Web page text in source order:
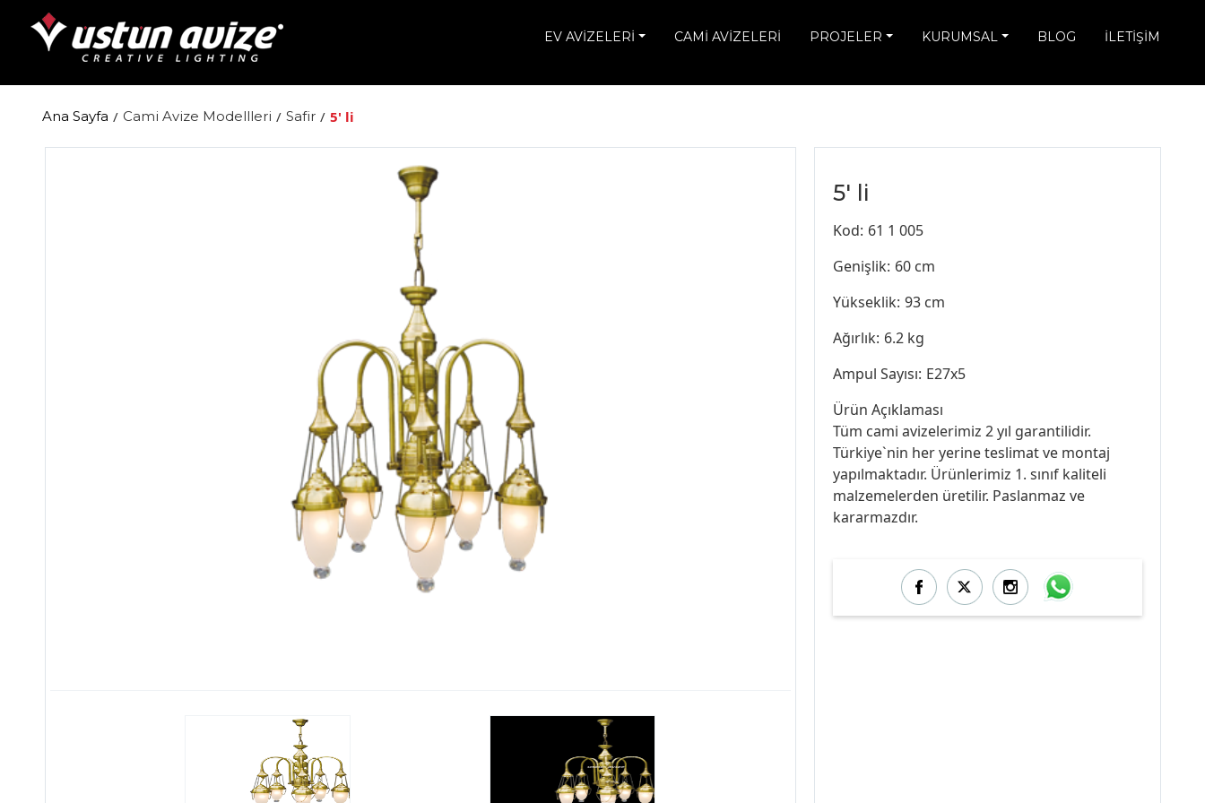
EV AVİZELERİ CAMİ AVİZELERİ PROJELER KURUMSAL BLOG İLETİŞİM
Ana Sayfa / Cami Avize Modellleri / Safir / 5' li
5' li
Kod: 61 1 005
Genişlik: 60 cm
Yükseklik: 93 cm
Ağırlık: 6.2 kg
Ampul Sayısı: E27x5
Ürün Açıklaması
Tüm cami avizelerimiz 2 yıl garantilidir.
Türkiye`nin her yerine teslimat ve montaj
yapılmaktadır. Ürünlerimiz 1. sınıf kaliteli
malzemelerden üretilir. Paslanmaz ve
kararmazdır.